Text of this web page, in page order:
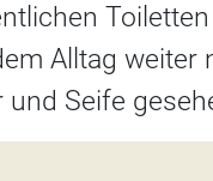
Alltag weiter
Seife